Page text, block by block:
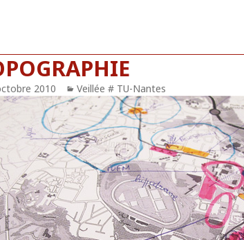
2010 Catégories
Veillée # TU-Nantes